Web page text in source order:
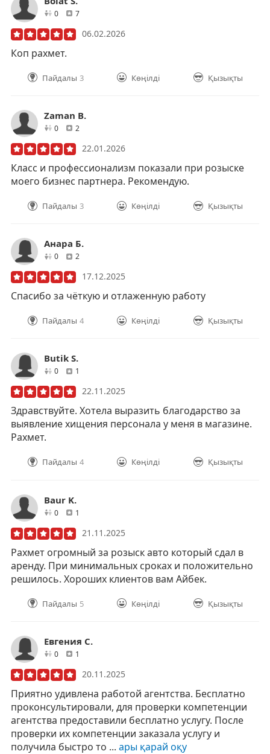
0друзей
7отзывов
06.02.2026
Коп рахмет.
Пайдалы 3 Көңілді Қызықты
Zaman B.
0друзей
2
22.01.2026
Класс и профессионализм показали при розыске
моего бизнес партнера. Рекомендую.
Пайдалы 3 Көңілді Қызықты
Анара Б.
0друзей
2
17.12.2025
Спасибо за чёткую и отлаженную работу
Пайдалы 4 Көңілді Қызықты
Butik S.
0друзей1
22.11.2025
Здравствуйте. Хотела выразить благодарство за
выявление хищения персонала у меня в магазине.
Рахмет.
Пайдалы 4 Көңілді Қызықты
Baur K.
0друзей1
21.11.2025
Рахмет огромный за розыск авто который сдал в
аренду. При минимальных сроках и положительно
решилось. Хороших клиентов вам Айбек.
Пайдалы 5 Көңілді Қызықты
Евгения С.
0друзей1
20.11.2025
Приятно удивлена работой агентства. Бесплатно
проконсультировали, для проверки компетенции
агентства предоставили бесплатно услугу. После
проверки их компетенции заказала услугу и
получила быстро то ... ары қарай оқу